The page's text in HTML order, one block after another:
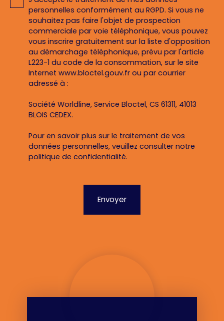
personnelles conformément au RGPD. Si vous ne
souhaitez pas faire l'objet de prospection
commerciale par voie téléphonique, vous pouvez
vous inscrire gratuitement sur la liste d'opposition
au démarchage téléphonique, prévu par l'article
L223-1 du code de la consommation, sur le site
Internet www.bloctel.gouv.fr ou par courrier
adressé à :
Société Worldline, Service Bloctel, CS 61311, 41013
BLOIS CEDEX.
Pour en savoir plus sur le traitement de vos
données personnelles, veuillez consulter notre
politique de confidentialité.
Envoyer